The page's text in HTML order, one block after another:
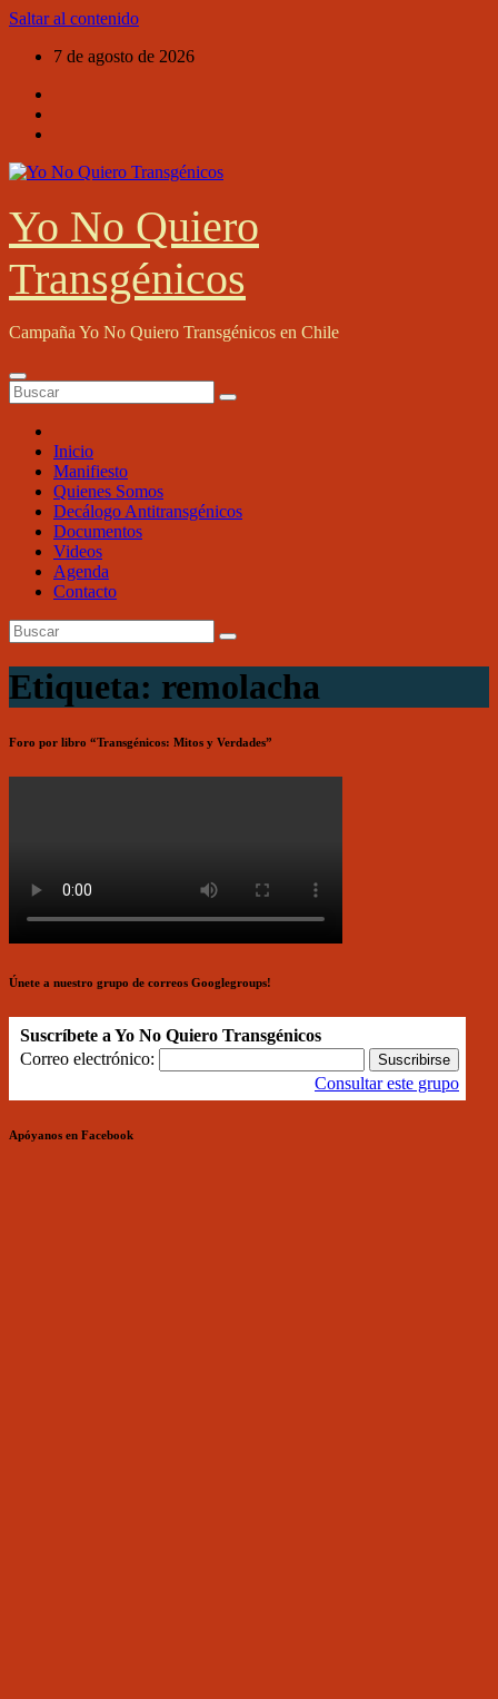
Saltar al contenido
7 de agosto de 2026
Yo No Quiero
Transgénicos
Campaña Yo No Quiero Transgénicos en Chile
Inicio
Manifiesto
Quienes Somos
Decálogo Antitransgénicos
Documentos
Videos
Agenda
Contacto
Etiqueta: remolacha
Foro por libro “Transgénicos: Mitos y Verdades”
Únete a nuestro grupo de correos Googlegroups!
Suscríbete a Yo No Quiero Transgénicos
Correo electrónico:
Consultar este grupo
Apóyanos en Facebook